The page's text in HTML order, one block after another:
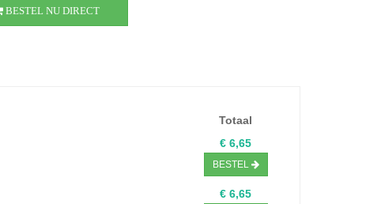
BESTEL NU DIRECT
Totaal
€ 6,65
BESTEL
€ 6,65